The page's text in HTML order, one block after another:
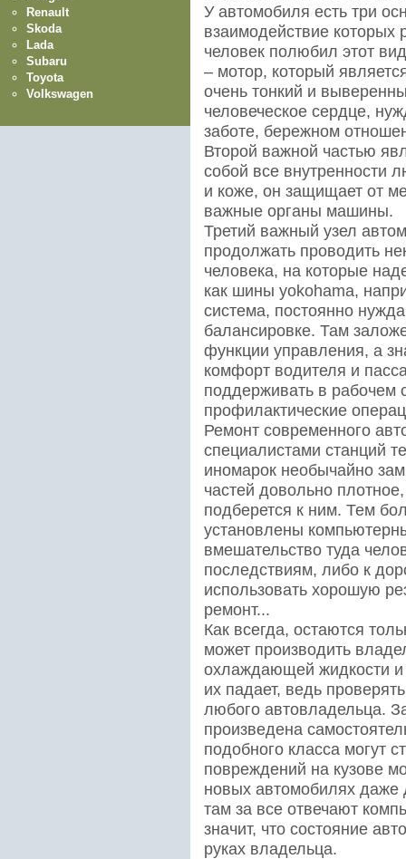
У автомобиля есть три
взаимодействие которых
человек полюбил этот
– мотор, который
очень тонкий и
человеческое сердце,
заботе, бережном
Второй важной частью
собой все внутренности
и коже, он защищает от
важные органы машины.
Третий важный узел
продолжать проводить
человека, на которые
как шины yokohama,
система, постоянно
балансировке. Там
функции управления, а
комфорт водителя и
поддерживать в рабочем
профилактические
Ремонт современного
специалистами станций
иномарок необычайно
частей довольно
подберется к ним. Тем
установлены
вмешательство туда
последствиям, либо к
использовать хорошую
ремонт...
Как всегда, остаются
может производить
охлаждающей жидкости и
их падает, ведь
любого автовладельца.
произведена
подобного класса могут
повреждений на кузове
новых автомобилях даже
там за все отвечают
значит, что состояние
руках владельца.
Renault
Skoda
Lada
Subaru
Toyota
Volkswagen